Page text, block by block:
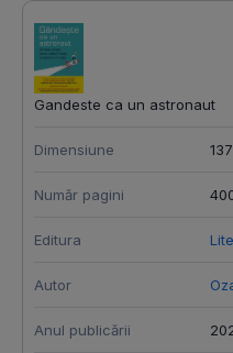
Gandeste ca un astronaut
Dimensiune
Număr pagini
Editura
Autor
Anul publicării